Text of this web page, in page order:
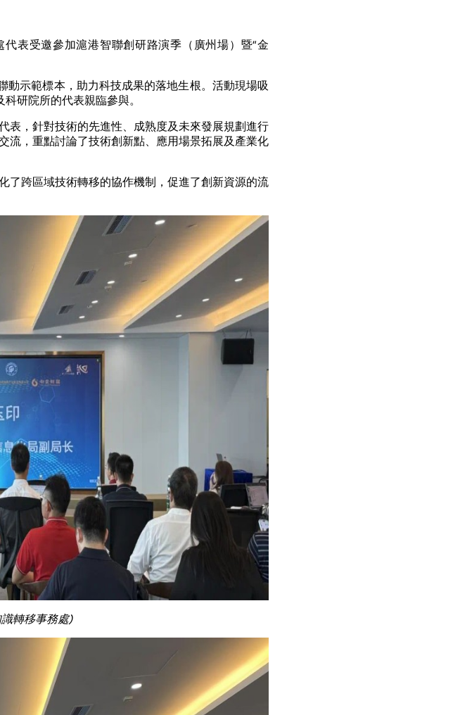
表受邀參加滬港智聯創研路演季（廣州場）暨“金
動示範標本，助力科技成果的落地生根。活動現場吸
研院所的代表親臨參與。
表，針對技術的先進性、成熟度及未來發展規劃進行
流，重點討論了技術創新點、應用場景拓展及產業化
了跨區域技術轉移的協作機制，促進了創新資源的流
轉移事務處)